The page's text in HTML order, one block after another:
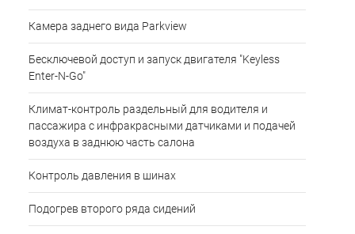
Камера заднего вида Parkview
Бесключевой доступ и запуск двигателя "Keyless
Enter-N-Go"
Климат-контроль раздельный для водителя и
пассажира с инфракрасными датчиками и подачей
воздуха в заднюю часть салона
Контроль давления в шинах
Подогрев второго ряда сидений